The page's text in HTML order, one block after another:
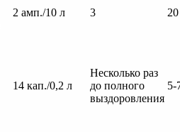
2 амп./10 л 3
14 кап./0,2 л
Несколько раз
до полного
выздоровления
5-